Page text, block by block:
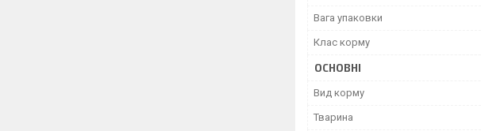
Вага упаковки
Клас корму
ОСНОВНІ
Вид корму
Тварина